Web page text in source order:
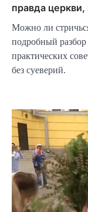
правда
Можно ли
подробный
практических
без суеверий.